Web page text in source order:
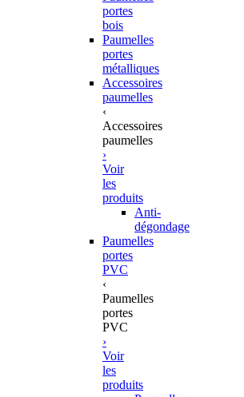
portes
bois
Paumelles
portes
métalliques
Accessoires
paumelles
‹
Accessoires
paumelles
›
Voir
les
produits
Anti-
dégondage
Paumelles
portes
PVC
‹
Paumelles
portes
PVC
›
Voir
les
produits